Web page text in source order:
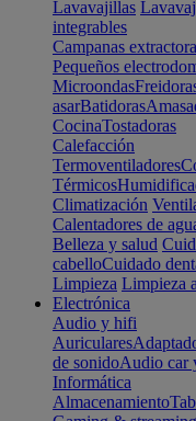
Lavavajillas
integrables
Campanas
Pequeños
Microondas
asarBatidoras
CocinaTostadoras
Calefacción
Termoventiladores
Térmicos
Climatización
Calentadores de
Belleza y salud
cabelloCuidado
Limpieza Limpieza
Electrónica
Audio y hifi
Auriculares
de sonidoAudio car
Informática
Almacenamiento